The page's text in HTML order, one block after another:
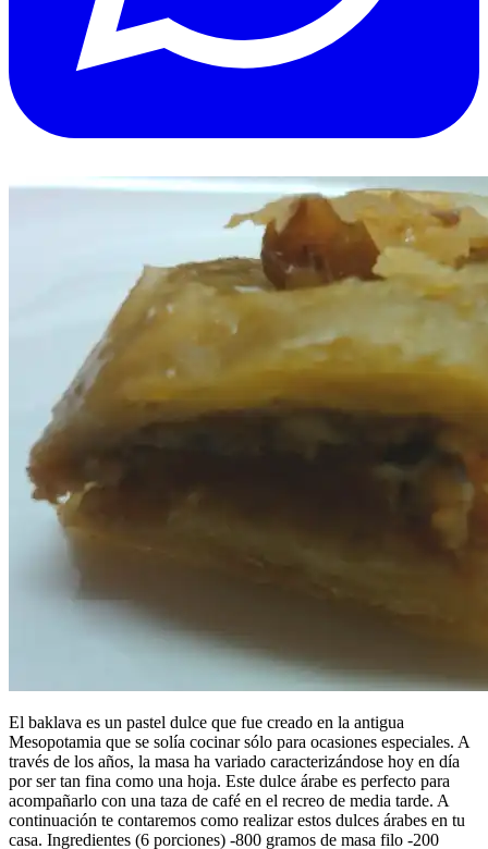
El baklava es un pastel dulce que fue creado en la antigua
Mesopotamia que se solía cocinar sólo para ocasiones especiales. A
través de los años, la masa ha variado caracterizándose hoy en día
por ser tan fina como una hoja. Este dulce árabe es perfecto para
acompañarlo con una taza de café en el recreo de media tarde. A
continuación te contaremos como realizar estos dulces árabes en tu
casa. Ingredientes (6 porciones) -800 gramos de masa filo -200